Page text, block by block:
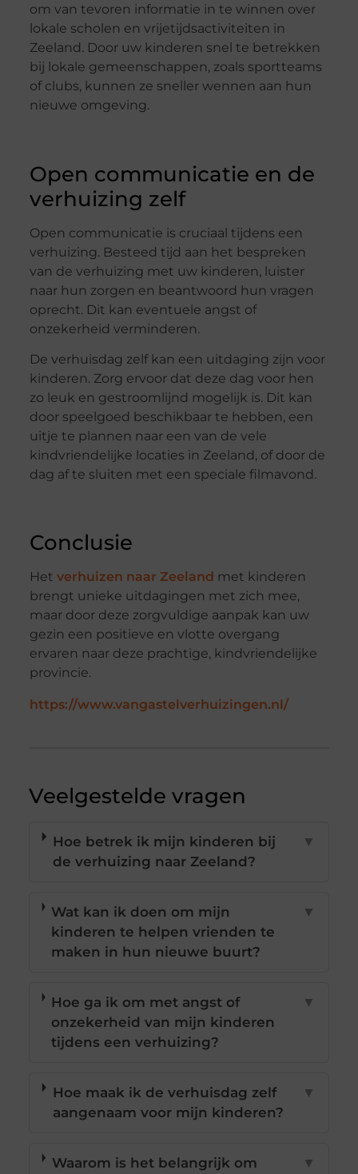
om van tevoren informatie in te winnen over
lokale scholen en vrijetijdsactiviteiten in
Zeeland. Door uw kinderen snel te betrekken
bij lokale gemeenschappen, zoals sportteams
of clubs, kunnen ze sneller wennen aan hun
nieuwe omgeving.
Open communicatie en de
verhuizing zelf
Open communicatie is cruciaal tijdens een
verhuizing. Besteed tijd aan het bespreken
van de verhuizing met uw kinderen, luister
naar hun zorgen en beantwoord hun vragen
oprecht. Dit kan eventuele angst of
onzekerheid verminderen.
De verhuisdag zelf kan een uitdaging zijn voor
kinderen. Zorg ervoor dat deze dag voor hen
zo leuk en gestroomlijnd mogelijk is. Dit kan
door speelgoed beschikbaar te hebben, een
uitje te plannen naar een van de vele
kindvriendelijke locaties in Zeeland, of door de
dag af te sluiten met een speciale filmavond.
Conclusie
Het verhuizen naar Zeeland met kinderen
brengt unieke uitdagingen met zich mee,
maar door deze zorgvuldige aanpak kan uw
gezin een positieve en vlotte overgang
ervaren naar deze prachtige, kindvriendelijke
provincie.
https://www.vangastelverhuizingen.nl/
Veelgestelde vragen
Hoe betrek ik mijn kinderen bij
de verhuizing naar Zeeland?
▼
Wat kan ik doen om mijn
kinderen te helpen vrienden te
maken in hun nieuwe buurt?
▼
Hoe ga ik om met angst of
onzekerheid van mijn kinderen
tijdens een verhuizing?
▼
Hoe maak ik de verhuisdag zelf
aangenaam voor mijn kinderen?
▼
Waarom is het belangrijk om
▼